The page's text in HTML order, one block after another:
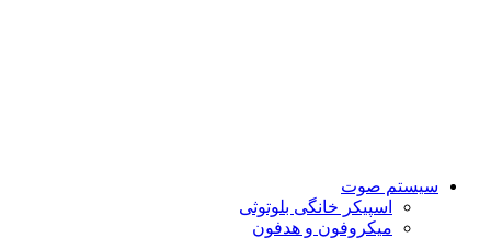
سیستم صوت
اسپیکر خانگی بلوتوثی
میکروفون و هدفون